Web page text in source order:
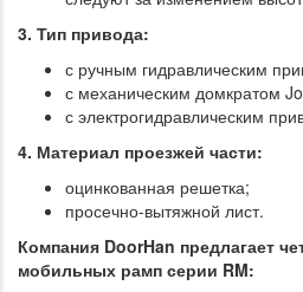
3. Тип привода:
с ручным гидравлическим
с механическим домкратом
с электрогидравлическим
4. Материал проезжей части:
оцинкованная решетка;
просечно-вытяжной лист.
Компания DoorHan предлагает
мобильных рамп серии RM: